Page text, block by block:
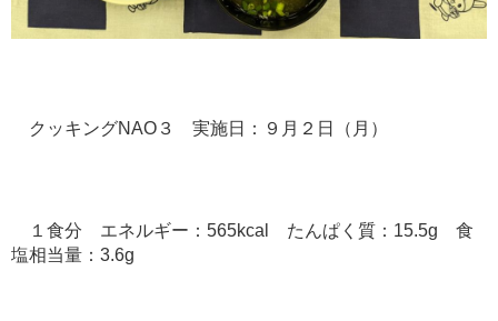
クッキングNAO３ 実施日：９月２日（月）
１食分 エネルギー：565kcal たんぱく質：15.5g 食
塩相当量：3.6g